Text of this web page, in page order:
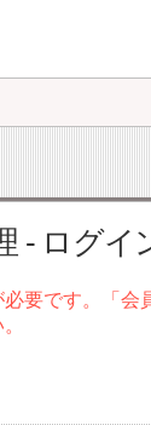
- ログイ
要です。「会